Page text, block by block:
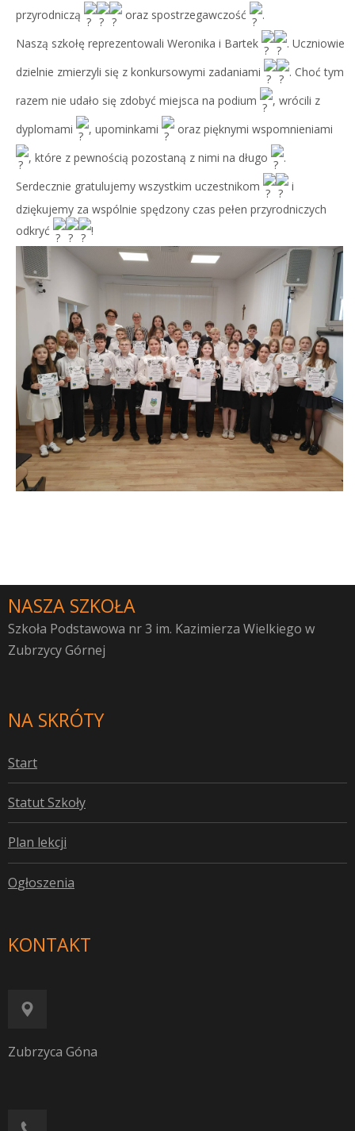
przyrodniczą
oraz spostrzegawczość
.
Naszą szkołę reprezentowali Weronika i Bartek
. Uczniowie
dzielnie zmierzyli się z konkursowymi zadaniami
. Choć tym
razem nie udało się zdobyć miejsca na podium
, wrócili z
dyplomami
, upominkami
oraz pięknymi wspomnieniami
, które z pewnością pozostaną z nimi na długo
.
Serdecznie gratulujemy wszystkim uczestnikom
i
dziękujemy za wspólnie spędzony czas pełen przyrodniczych
odkryć
!
NASZA SZKOŁA
Szkoła Podstawowa nr 3 im. Kazimierza Wielkiego w
Zubrzycy Górnej
NA SKRÓTY
Start
Statut Szkoły
Plan lekcji
Ogłoszenia
KONTAKT
Zubrzyca Góna